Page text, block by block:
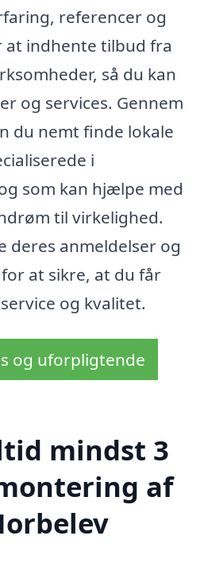
referencer og
at indhente tilbud fra
så du kan
og services. Gennem
du nemt finde lokale
i
som kan hjælpe med
til virkelighed.
deres anmeldelser og
at sikre, at du får
og kvalitet.
og uforpligtende
mindst 3
af